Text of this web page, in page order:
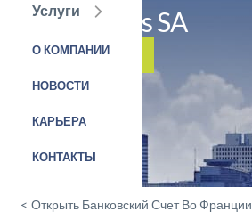
Услуги
О КОМПАНИИ
НОВОСТИ
КАРЬЕРА
КОНТАКТЫ
BNP Paribas SA
ЗАЯВКА НА УСЛУГУ
< Открыть Банковский Счет Во Франции